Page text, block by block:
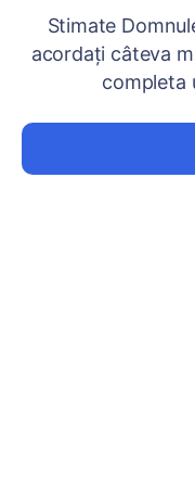
Stimate
acordați câteva
completa